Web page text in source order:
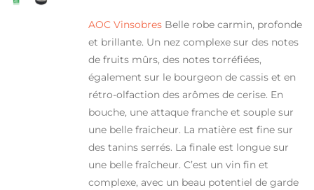
AOC VinsobresBelle robe carmin, profonde
et brillante. Un nez complexe sur des notes
de fruits mûrs, des notes torréfiées,
également sur le bourgeon de cassis et en
rétro-olfaction des arômes de cerise. En
bouche, une attaque franche et souple sur
une belle fraicheur. La matière est fine sur
des tanins serrés. La finale est longue sur
une belle fraîcheur. C’est un vin fin et
complexe, avec un beau potentiel de garde